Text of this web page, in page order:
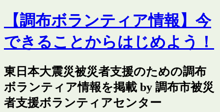
【調布ボランティア情報】今
できることからはじめよう！
東日本大震災被災者支援のための調布
ボランティア情報を掲載 by 調布市被災
者支援ボランティアセンター